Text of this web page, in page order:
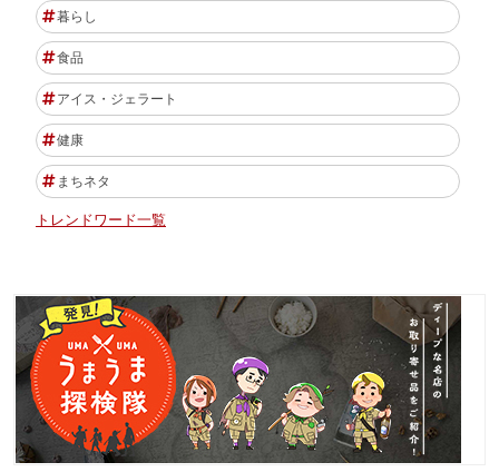
暮らし
食品
アイス・ジェラート
健康
まちネタ
トレンドワード一覧